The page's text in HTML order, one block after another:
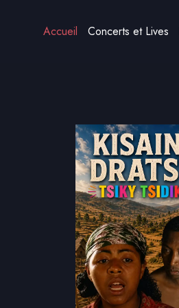
Accueil Concerts et Lives